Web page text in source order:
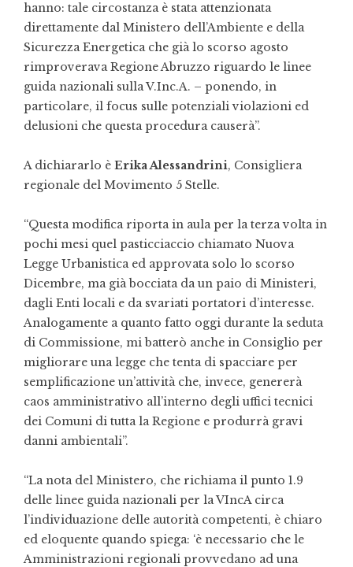
hanno: tale circostanza è stata attenzionata
direttamente dal Ministero dell’Ambiente e della
Sicurezza Energetica che già lo scorso agosto
rimproverava Regione Abruzzo riguardo le linee
guida nazionali sulla V.Inc.A. – ponendo, in
particolare, il focus sulle potenziali violazioni ed
delusioni che questa procedura causerà”.
A dichiararlo è Erika Alessandrini, Consigliera
regionale del Movimento 5 Stelle.
“Questa modifica riporta in aula per la terza volta in
pochi mesi quel pasticciaccio chiamato Nuova
Legge Urbanistica ed approvata solo lo scorso
Dicembre, ma già bocciata da un paio di Ministeri,
dagli Enti locali e da svariati portatori d’interesse.
Analogamente a quanto fatto oggi durante la seduta
di Commissione, mi batterò anche in Consiglio per
migliorare una legge che tenta di spacciare per
semplificazione un’attività che, invece, genererà
caos amministrativo all’interno degli uffici tecnici
dei Comuni di tutta la Regione e produrrà gravi
danni ambientali”.
“La nota del Ministero, che richiama il punto 1.9
delle linee guida nazionali per la VIncA circa
l’individuazione delle autorità competenti, è chiaro
ed eloquente quando spiega: ‘è necessario che le
Amministrazioni regionali provvedano ad una